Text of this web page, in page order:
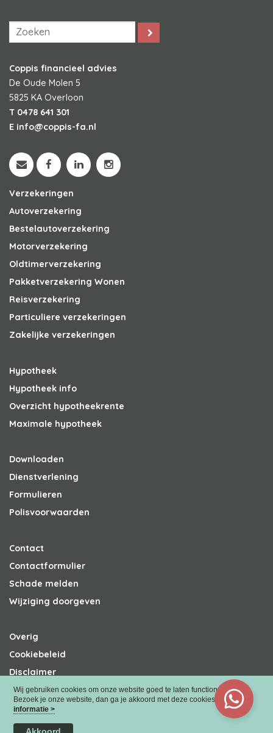
Wij gebruiken cookies om onze website goed te laten functioneren.
Bezoek je onze website, dan ga je akkoord met deze cookies.
Meer
informatie >
Coppis financieel advies
De Oude Molen 5
5825 KA Overloon
T 0478 641 301
E info@coppis-fa.nl
Verzekeringen
Autoverzekering
Bestelautoverzekering
Motorverzekering
Oldtimerverzekering
Pakketverzekering Wonen
Reisverzekering
Particuliere verzekeringen
Zakelijke verzekeringen
Hypotheek
Hypotheek info
Overzicht hypotheekrente
Maximale hypotheek
Downloaden
Dienstverlening
Formulieren
Polisvoorwaarden
Contact
Contactformulier
Schade melden
Wijziging doorgeven
Overig
Cookiebeleid
Disclaimer
Privacy